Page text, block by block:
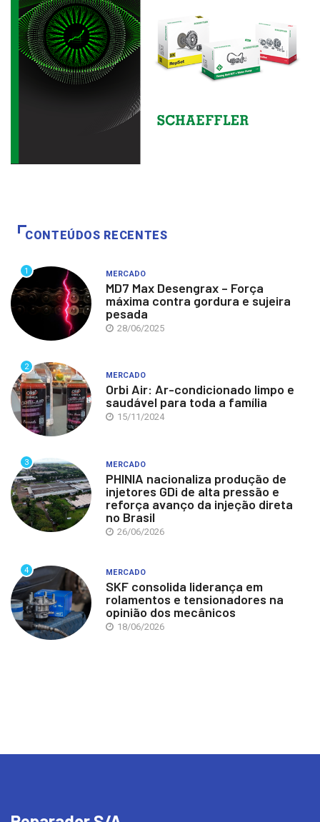
CONTEÚDOS RECENTES
1 MERCADO
MD7 Max Desengrax – Força
máxima contra gordura e sujeira
pesada
28/06/2025
2
MERCADO
Orbi Air: Ar-condicionado limpo e
saudável para toda a família
15/11/2024
3 MERCADO
PHINIA nacionaliza produção de
injetores GDi de alta pressão e
reforça avanço da injeção direta
no Brasil
26/06/2026
4 MERCADO
SKF consolida liderança em
rolamentos e tensionadores na
opinião dos mecânicos
18/06/2026